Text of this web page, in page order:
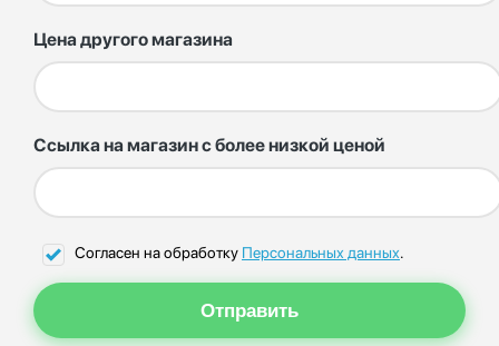
Цена другого магазина
Ссылка на магазин с более низкой ценой
Согласен на обработку Персональных данных.
Отправить